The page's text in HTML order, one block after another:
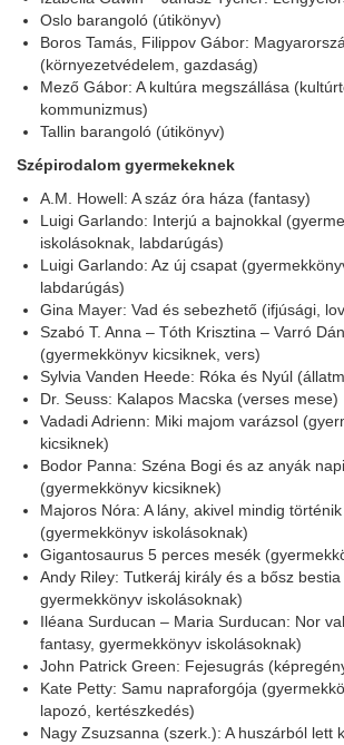
Oslo barangoló (útikönyv)
Boros Tamás, Filippov Gábor:
(környezetvédelem, gazdaság)
Mező Gábor: A kultúra megszállása
kommunizmus)
Tallin barangoló (útikönyv)
Szépirodalom gyermekeknek
A.M. Howell: A száz óra háza (fantasy)
Luigi Garlando: Interjú a bajnokkal
iskolásoknak, labdarúgás)
Luigi Garlando: Az új csapat
labdarúgás)
Gina Mayer: Vad és sebezhető (ifjúsági,
Szabó T. Anna – Tóth Krisztina – Varró
(gyermekkönyv kicsiknek, vers)
Sylvia Vanden Heede: Róka és Nyúl
Dr. Seuss: Kalapos Macska (verses mese)
Vadadi Adrienn: Miki majom varázsol
kicsiknek)
Bodor Panna: Széna Bogi és az anyák
(gyermekkönyv kicsiknek)
Majoros Nóra: A lány, akivel mindig
(gyermekkönyv iskolásoknak)
Gigantosaurus 5 perces mesék
Andy Riley: Tutkeráj király és a bősz
gyermekkönyv iskolásoknak)
Iléana Surducan – Maria Surducan: Nor
fantasy, gyermekkönyv iskolásoknak)
John Patrick Green: Fejesugrás
Kate Petty: Samu napraforgója
lapozó, kertészkedés)
Nagy Zsuzsanna (szerk.): A huszárból lett